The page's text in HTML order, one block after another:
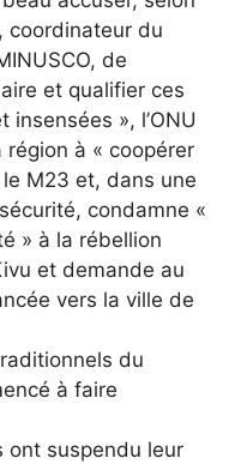
coordinateur du
de
et qualifier ces
», l’ONU
à « coopérer
M23 et, dans une
condamne «
» à la rébellion
et demande au
vers la ville de
du
à faire
ont suspendu leur